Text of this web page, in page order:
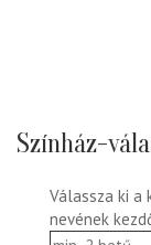
Színház-
Válassza ki a
nevének